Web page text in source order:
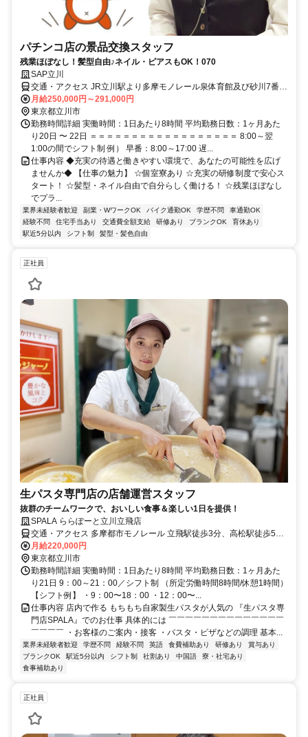
パチンコ店の景品交換スタッフ
残業ほぼなし！髪型自由♪ネイル・ピアスもOK！070
SAP立川
交通・アクセス JR立川駅より多摩モノレール泉体育館及び砂川7番か
ら共に徒歩3分
月給250,000円～291,000円
東京都立川市
勤務時間詳細 実働時間：1日あたり8時間 平均勤務日数：1ヶ月あた
り20日 〜 22日 ＝＝＝＝＝＝＝＝＝＝＝＝＝＝＝＝＝＝ 8:00～翌
1:00の間でシフト制 例） 早番：8:00～17:00 遅...
仕事内容 ◆充実の待遇と働きやすい環境で、あなたの可能性を広げ
ませんか◆ 【仕事の魅力】 ☆個室寮あり ☆充実の研修制度で安心ス
タート！ ☆髪型・ネイル自由で自分らしく働ける！ ☆残業ほぼなし
でプラ...
業界未経験者歓迎 副業・WワークOK バイク通勤OK 学歴不問
車通勤OK
経験不問
住宅手当あり 交通費全額支給 研修あり ブランクOK
育休あり
駅近5分以内
シフト制 髪型・髪色自由
正社員
生パスタ専門店の店舗運営スタッフ
抜群のチームワークで、おいしい食事＆楽しい1日を提供！
SPALA ららぽーと立川立飛店
交通・アクセス 多摩都市モノレール 立飛駅徒歩3分、高松駅徒歩5
分、泉体育館駅徒歩11分
月給220,000円
東京都立川市
勤務時間詳細 実働時間：1日あたり8時間 平均勤務日数：1ヶ月あた
り21日 9：00～21：00／シフト制 （所定労働時間8時間/休憩1時間）
【シフト例】 ・9：00〜18：00 ・12：00〜...
仕事内容 店内で作る もちもち自家製生パスタが人気の 『生パスタ専
門店SPALA』でのお仕事 具体的には ￣￣￣￣￣￣￣￣￣￣￣￣￣￣
￣￣￣￣ ・お客様のご案内・接客 ・パスタ・ピザなどの調理 基本...
業界未経験者歓迎 学歴不問 経験不問 英語 食費補助あり 研修あり
賞与あり
ブランクOK
駅近5分以内 シフト制 社割あり 中国語
寮・社宅あり
食事補助あり
正社員